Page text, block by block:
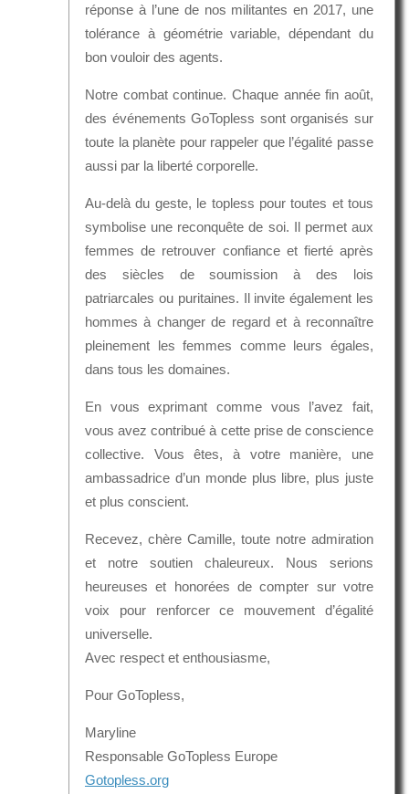
réponse à l’une de nos militantes en 2017, une
tolérance à géométrie variable, dépendant du
bon vouloir des agents.
Notre combat continue. Chaque année fin août,
des événements GoTopless sont organisés sur
toute la planète pour rappeler que l’égalité passe
aussi par la liberté corporelle.
Au-delà du geste, le topless pour toutes et tous
symbolise une reconquête de soi. Il permet aux
femmes de retrouver confiance et fierté après
des siècles de soumission à des lois
patriarcales ou puritaines. Il invite également les
hommes à changer de regard et à reconnaître
pleinement les femmes comme leurs égales,
dans tous les domaines.
En vous exprimant comme vous l’avez fait,
vous avez contribué à cette prise de conscience
collective. Vous êtes, à votre manière, une
ambassadrice d’un monde plus libre, plus juste
et plus conscient.
Recevez, chère Camille, toute notre admiration
et notre soutien chaleureux. Nous serions
heureuses et honorées de compter sur votre
voix pour renforcer ce mouvement d’égalité
universelle.
Avec respect et enthousiasme,
Pour GoTopless,
Maryline
Responsable GoTopless Europe
Gotopless.org